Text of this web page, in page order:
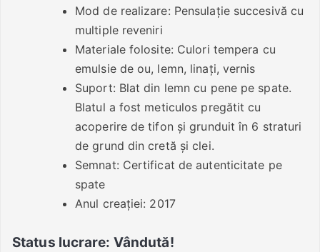
Mod de realizare: Pensulație succesivă cu
multiple reveniri
Materiale folosite: Culori tempera cu
emulsie de ou, lemn, linați, vernis
Suport: Blat din lemn cu pene pe spate.
Blatul a fost meticulos pregătit cu
acoperire de tifon și grunduit în 6 straturi
de grund din cretă și clei.
Semnat: Certificat de autenticitate pe
spate
Anul creației: 2017
Status lucrare: Vândută!